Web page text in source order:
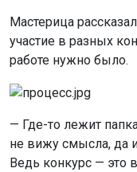
Мастерица
участие в разных
работе нужно было.
— Где-то лежит
не вижу смысла, да
Ведь конкурс — это